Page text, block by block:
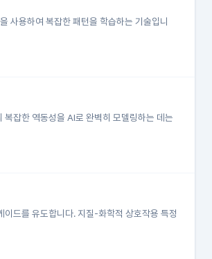
용하여 복잡한 패턴을 학습하는 기술입니
잡한 역동성을 AI로 완벽히 모델링하는 데는
드를 유도합니다. 지질-화학적 상호작용 특정